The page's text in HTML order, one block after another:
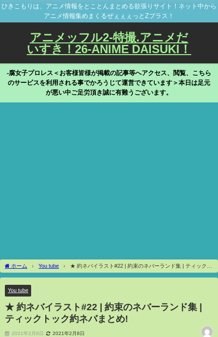
ひきこもりは、アニメ情報をとことんまとめる欲張りサイト！ネット中から
アニメ情報集めまくるぜぇぇぇっとZプラス！
アニメッフル2-特撮.アニメだ
いすき！26-ANIME DAISUKI！
-腐女子プロレス＜お客様皆様が掲載の記事等へアクセス、閲覧、こちら
のサービスを利用される事でかろうじて運営できています＞本日は足元
が悪い中ご足労頂き誠に有難うございます。
ホーム You tube
★ 約ネバイラスト#22 | 約束のネバーランド集 | ティックト
ック約ネバまとめ!
You tube
★ 約ネバイラスト#22 | 約束のネバーランド集 |
ティックトック約ネバまとめ!
2021年2月8日 2021年2月8日